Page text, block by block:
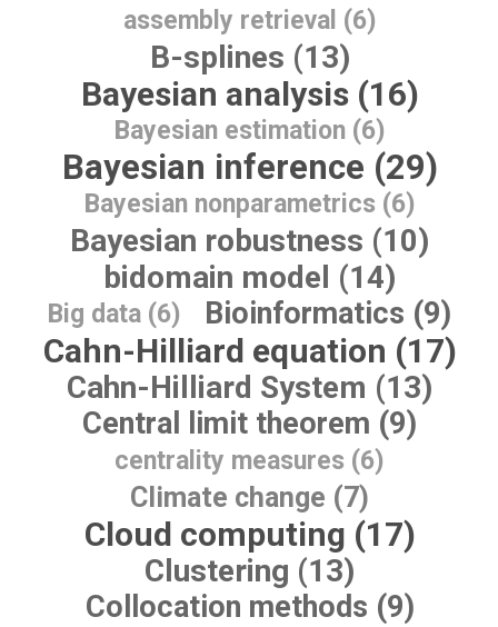
assembly retrieval (6)
B-splines (13)
Bayesian analysis (16)
Bayesian estimation (6)
Bayesian inference (29)
Bayesian nonparametrics (6)
Bayesian robustness (10)
bidomain model (14)
Big data (6) Bioinformatics (9)
Cahn-Hilliard equation (17)
Cahn-Hilliard System (13)
Central limit theorem (9)
centrality measures (6)
Climate change (7)
Cloud computing (17)
Clustering (13)
Collocation methods (9)